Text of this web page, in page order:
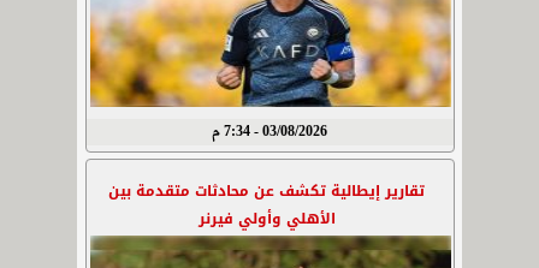
03/08/2026 - 7:34 م
تقارير إيطالية تكشف عن محادثات متقدمة بين
الأهلي وأولي فيرنر